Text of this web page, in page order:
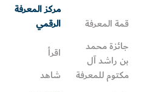
قمة المعرفة
جائزة محمد
بن راشد آل
مكتوم للمعرفة
مركز المعرفة
الرقمي
اقرأ
شاهد